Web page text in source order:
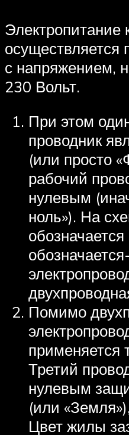
Электропитание
с напряжением,
230 Вольт.
При этом
проводник
(или просто
рабочий
нулевым
ноль»). На
Помимо
применяется
Третий
нулевым
(или
Цвет жилы